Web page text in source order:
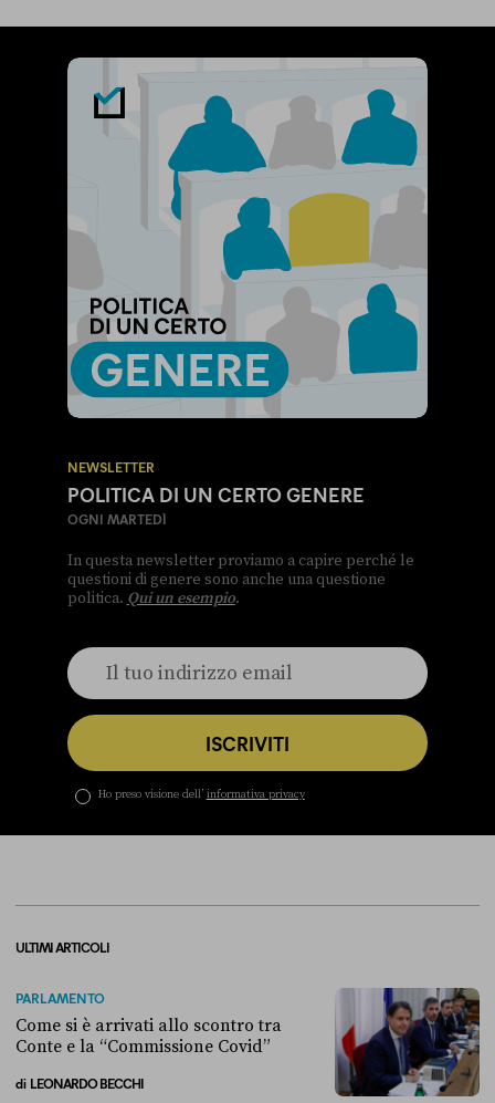
NEWSLETTER
POLITICA DI UN CERTO GENERE
OGNI MARTEDÌ
In questa newsletter proviamo a capire perché le
questioni di genere sono anche una questione
politica. Qui un esempio.
ISCRIVITI
Ho preso visione dell’ informativa privacy
ULTIMI ARTICOLI
PARLAMENTO
Come si è arrivati allo scontro tra
Conte e la “Commissione Covid”
di LEONARDO BECCHI